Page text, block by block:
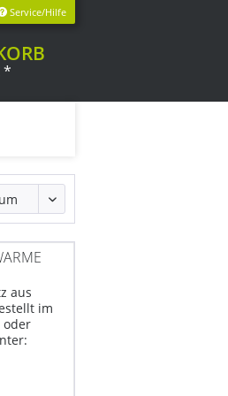
Service/Hilfe
*
aus
im
oder